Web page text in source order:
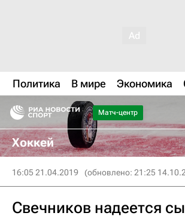
Политика В мире Экономика
Матч-центр
Хоккей
16:05 21.04.2019 (обновлено: 21:25
Свечников надеется